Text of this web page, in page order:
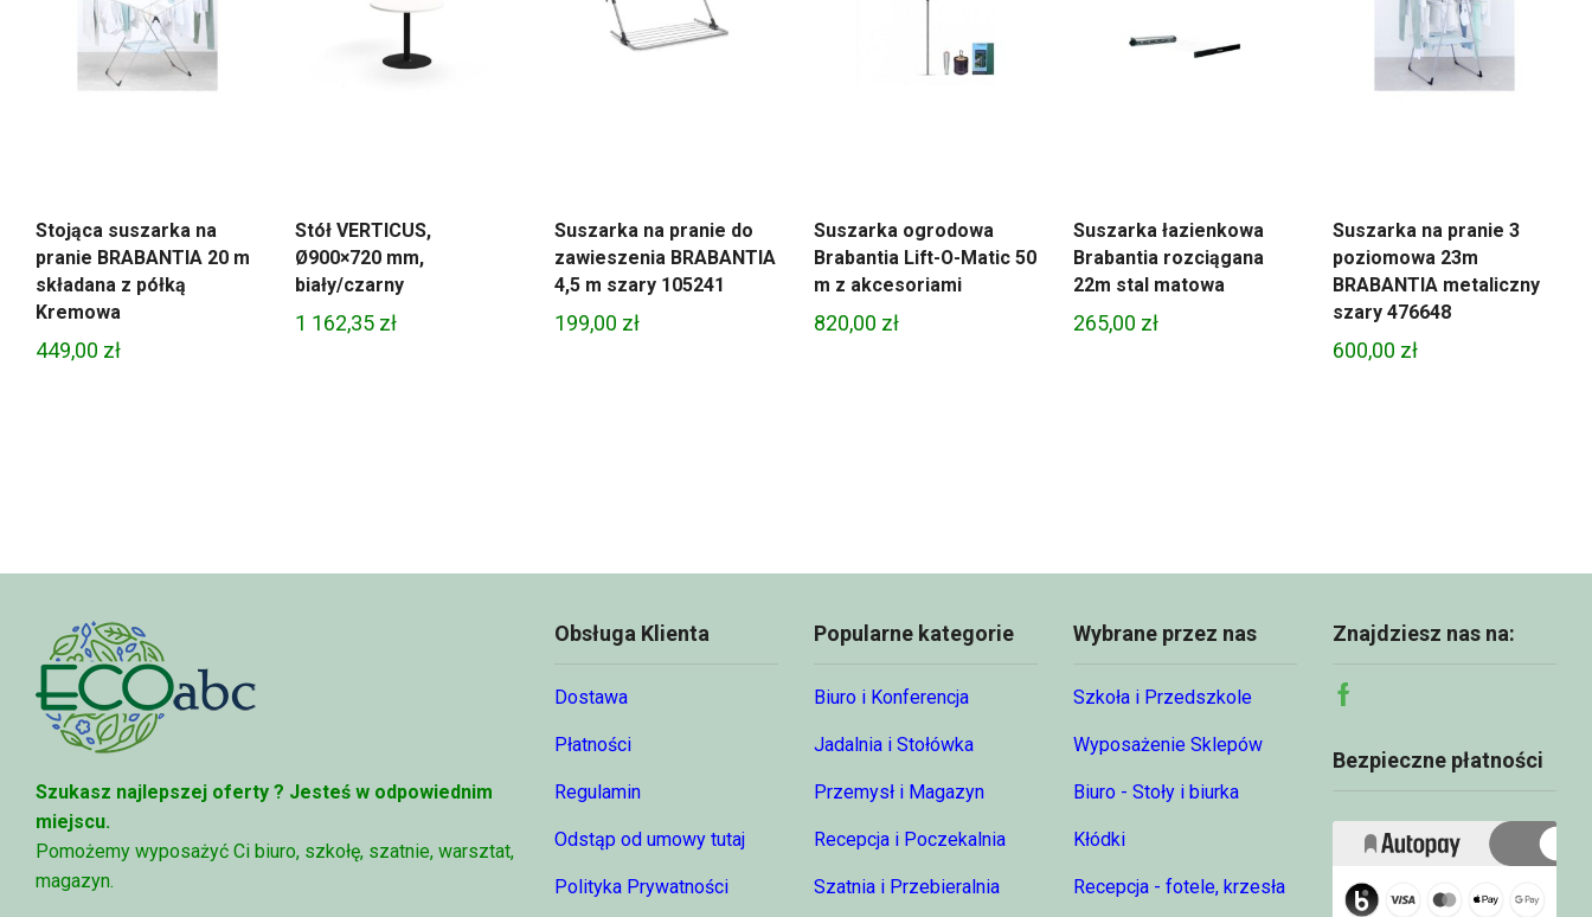
Stojąca suszarka na
pranie BRABANTIA 20 m
składana z półką
Kremowa
449,00 zł
Stół VERTICUS,
Ø900×720 mm,
biały/czarny
1 162,35 zł
Suszarka na pranie do
zawieszenia BRABANTIA
4,5 m szary 105241
199,00 zł
Suszarka ogrodowa
Brabantia Lift-O-Matic 50
m z akcesoriami
820,00 zł
Suszarka łazienkowa
Brabantia rozciągana
22m stal matowa
265,00 zł
Suszarka na pranie 3
poziomowa 23m
BRABANTIA metaliczny
szary 476648
600,00 zł
Szukasz najlepszej oferty ? Jesteś w odpowiednim
miejscu.
Pomożemy wyposażyć Ci biuro, szkołę, szatnie, warsztat,
magazyn.
Obsługa Klienta
Dostawa
Płatności
Regulamin
Odstąp od umowy tutaj
Polityka Prywatności
Popularne kategorie
Biuro i Konferencja
Jadalnia i Stołówka
Przemysł i Magazyn
Recepcja i Poczekalnia
Szatnia i Przebieralnia
Wybrane przez nas
Szkoła i Przedszkole
Wyposażenie Sklepów
Biuro - Stoły i biurka
Kłódki
Recepcja - fotele, krzesła
Znajdziesz nas na:
Facebook
Bezpieczne płatności